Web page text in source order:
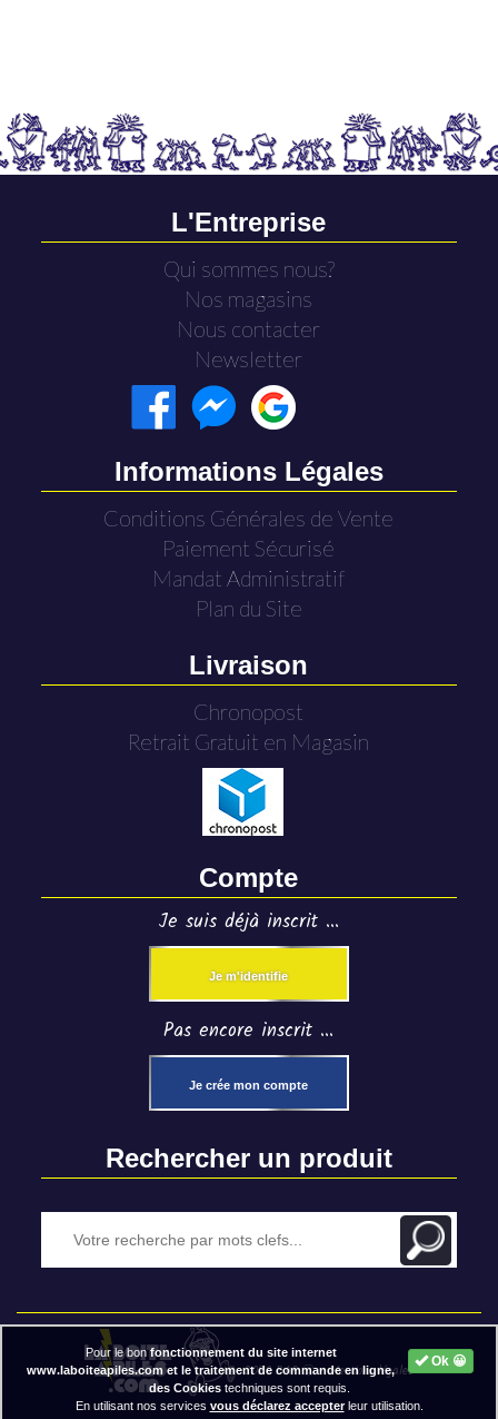
L'Entreprise
Qui sommes nous?
Nos magasins
Nous contacter
Newsletter
Informations Légales
Conditions Générales de Vente
Paiement Sécurisé
Mandat Administratif
Plan du Site
Livraison
Chronopost
Retrait Gratuit en Magasin
Compte
Je suis déjà inscrit ...
Je m'identifie
Pas encore inscrit ...
Je crée mon compte
Rechercher un produit
2020 BAP ⓒ - Mentions légales
Ok 😀
Pour le bonfonctionnement du site internet
www.laboiteapiles.com et le traitement de commande en ligne,
des Cookiestechniques sont requis.
En utilisant nos services vous déclarez accepterleur utilisation.